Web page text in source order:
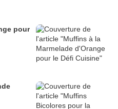
pour